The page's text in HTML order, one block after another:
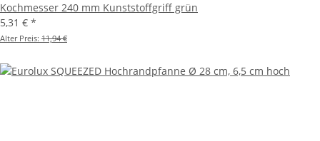
Kochmesser 240 mm Kunststoffgriff grün
5,31 € *
Alter Preis: 11,94 €